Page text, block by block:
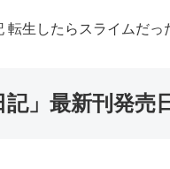
転生したらスライムだ
記」最新刊発売